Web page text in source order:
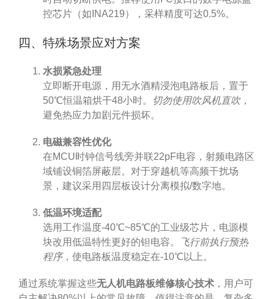
控芯片（如INA219），采样精度可达0.5%。
四、特殊场景应对方案
水损紧急处理
立即断开电源，用无水酒精浸泡电路板后，置于
50℃恒温箱烘干48小时。
切勿使用吹风机直吹，
避免热应力加剧元件损坏。
电磁兼容性优化
在MCU时钟信号线旁并联22pF电容，射频电路区
域铺设铜箔屏蔽层。对于穿越机等高频干扰场
景，建议采用四层板设计分离模拟/数字地。
低温环境适配
选用工作温度-40℃~85℃的工业级芯片，电源模
块改用低温特性更好的钽电容。
飞行前执行预热
程序，使电路板温度稳定在-10℃以上。
通过系统掌握这些无人机电路板维修核心技术 ，用户可